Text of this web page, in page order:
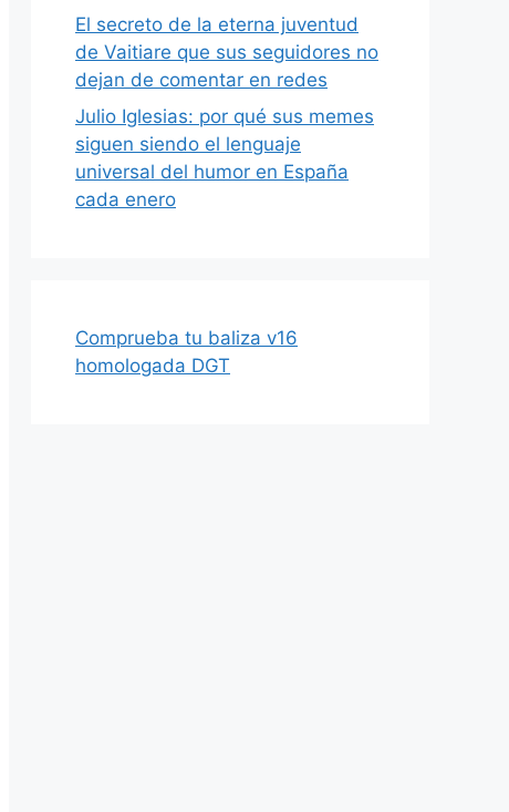
El secreto de la eterna juventud
de Vaitiare que sus seguidores no
dejan de comentar en redes
Julio Iglesias: por qué sus memes
siguen siendo el lenguaje
universal del humor en España
cada enero
Comprueba tu baliza v16
homologada DGT